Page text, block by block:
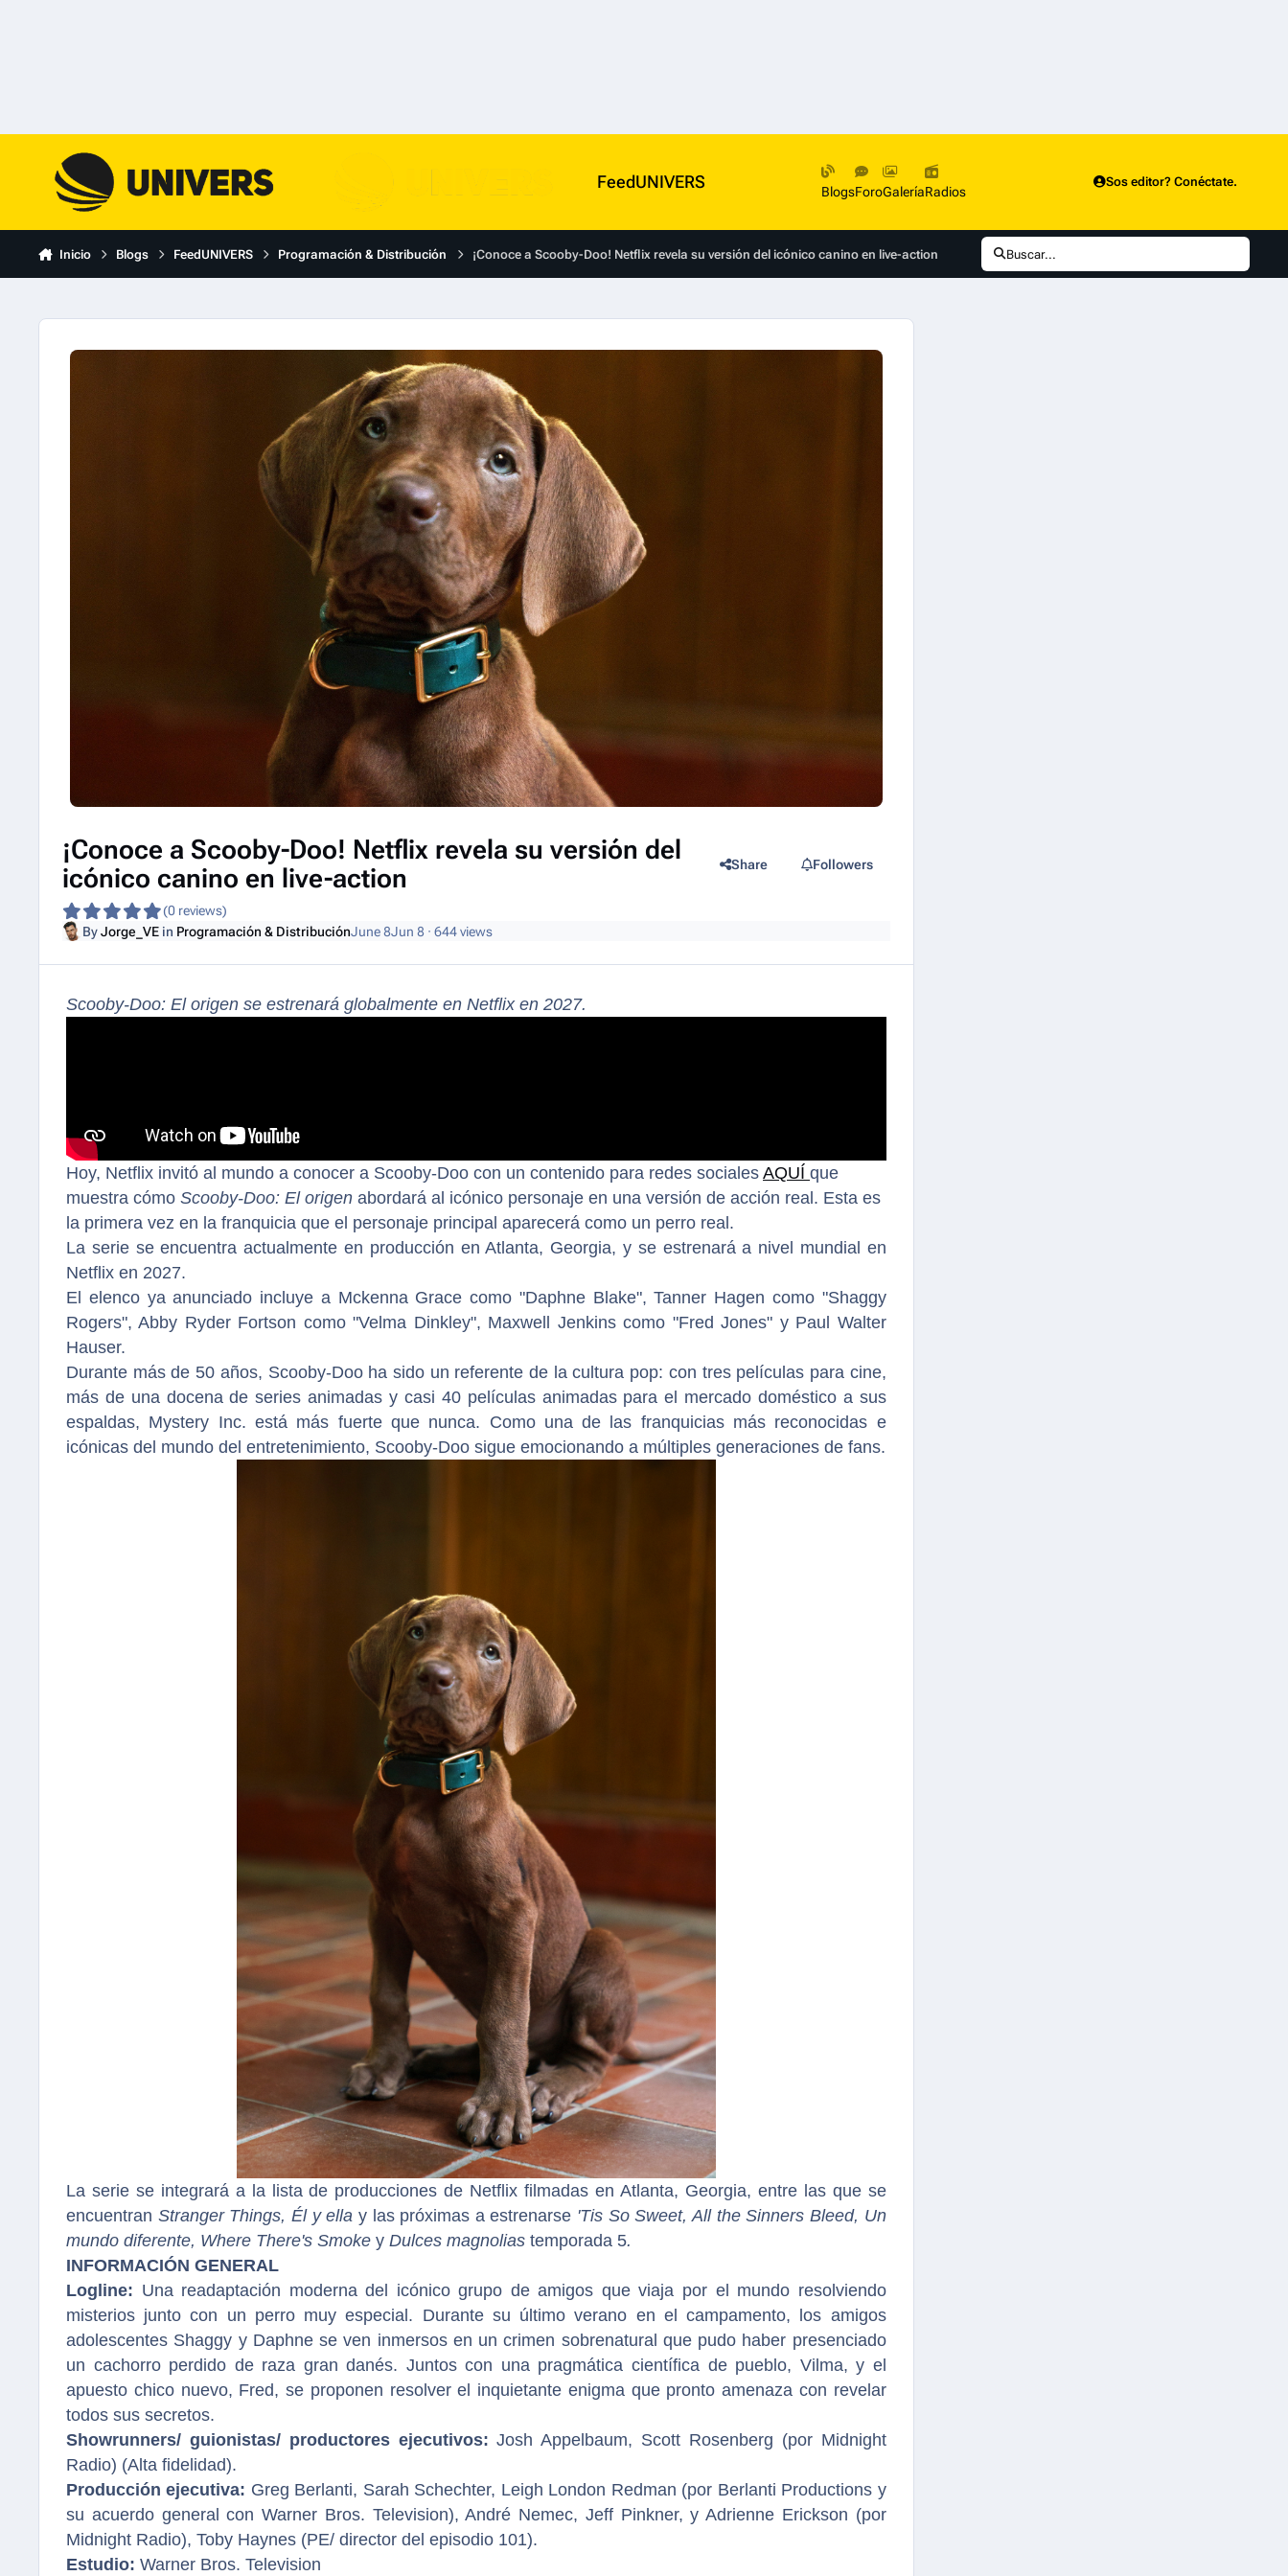
FeedUNIVERS BlogsForoGaleríaRadios
Sos editor? Conéctate.
Inicio Blogs FeedUNIVERS Programación & Distribución ¡Conoce a Scooby-Doo! Netflix revela su versión del icónico canino en live-action Buscar...
¡Conoce a Scooby-Doo! Netflix revela su versión del
icónico canino en live-action
(0 reviews)
Share Followers
ByJorge_VEin Programación & DistribuciónJune 8Jun 8 · 644 views
Scooby-Doo: El origen se estrenará globalmente en Netflix en 2027.
Hoy, Netflix invitó al mundo a conocer a Scooby-Doo con un contenido para redes sociales AQUÍ que
muestra cómo Scooby-Doo: El origen abordará al icónico personaje en una versión de acción real. Esta es
la primera vez en la franquicia que el personaje principal aparecerá como un perro real.
La serie se encuentra actualmente en producción en Atlanta, Georgia, y se estrenará a nivel mundial en
Netflix en 2027.
El elenco ya anunciado incluye a Mckenna Grace como "Daphne Blake", Tanner Hagen como "Shaggy
Rogers", Abby Ryder Fortson como "Velma Dinkley", Maxwell Jenkins como "Fred Jones" y Paul Walter
Hauser.
Durante más de 50 años, Scooby-Doo ha sido un referente de la cultura pop: con tres películas para cine,
más de una docena de series animadas y casi 40 películas animadas para el mercado doméstico a sus
espaldas, Mystery Inc. está más fuerte que nunca. Como una de las franquicias más reconocidas e
icónicas del mundo del entretenimiento, Scooby-Doo sigue emocionando a múltiples generaciones de fans.
La serie se integrará a la lista de producciones de Netflix filmadas en Atlanta, Georgia, entre las que se
encuentran Stranger Things, Él y ella y las próximas a estrenarse 'Tis So Sweet, All the Sinners Bleed, Un
mundo diferente, Where There's Smoke y Dulces magnolias temporada 5.
INFORMACIÓN GENERAL
Logline: Una readaptación moderna del icónico grupo de amigos que viaja por el mundo resolviendo
misterios junto con un perro muy especial. Durante su último verano en el campamento, los amigos
adolescentes Shaggy y Daphne se ven inmersos en un crimen sobrenatural que pudo haber presenciado
un cachorro perdido de raza gran danés. Juntos con una pragmática científica de pueblo, Vilma, y el
apuesto chico nuevo, Fred, se proponen resolver el inquietante enigma que pronto amenaza con revelar
todos sus secretos.
Showrunners/ guionistas/ productores ejecutivos: Josh Appelbaum, Scott Rosenberg (por Midnight
Radio) (Alta fidelidad).
Producción ejecutiva: Greg Berlanti, Sarah Schechter, Leigh London Redman (por Berlanti Productions y
su acuerdo general con Warner Bros. Television), André Nemec, Jeff Pinkner, y Adrienne Erickson (por
Midnight Radio), Toby Haynes (PE/ director del episodio 101).
Estudio: Warner Bros. Television